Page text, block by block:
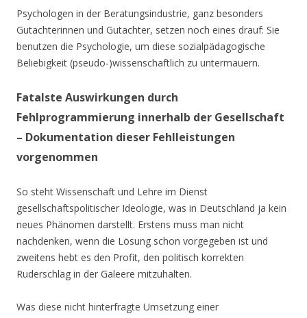
Psychologen in der Beratungsindustrie, ganz besonders
Gutachterinnen und Gutachter, setzen noch eines drauf: Sie
benutzen die Psychologie, um diese sozialpädagogische
Beliebigkeit (pseudo-)wissenschaftlich zu untermauern.
Fatalste Auswirkungen durch
Fehlprogrammierung innerhalb der Gesellschaft
– Dokumentation dieser Fehlleistungen
vorgenommen
So steht Wissenschaft und Lehre im Dienst
gesellschaftspolitischer Ideologie, was in Deutschland ja kein
neues Phänomen darstellt. Erstens muss man nicht
nachdenken, wenn die Lösung schon vorgegeben ist und
zweitens hebt es den Profit, den politisch korrekten
Ruderschlag in der Galeere mitzuhalten.
Was diese nicht hinterfragte Umsetzung einer